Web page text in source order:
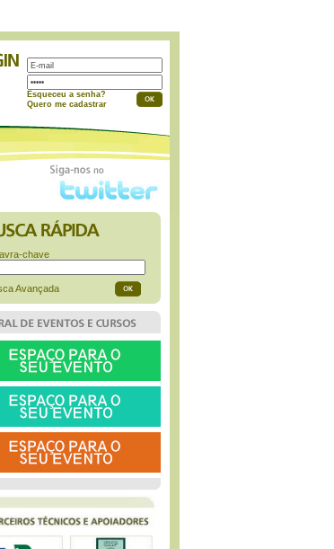
Esqueceu a senha?
Quero me cadastrar
chave
Avançada